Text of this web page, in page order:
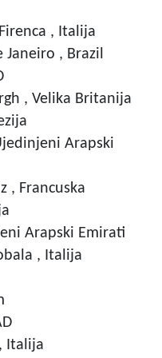
, Italija
Janeiro , Brazil
, Velika Britanija
Arapski
, Francuska
Arapski Emirati
, Italija
Italija